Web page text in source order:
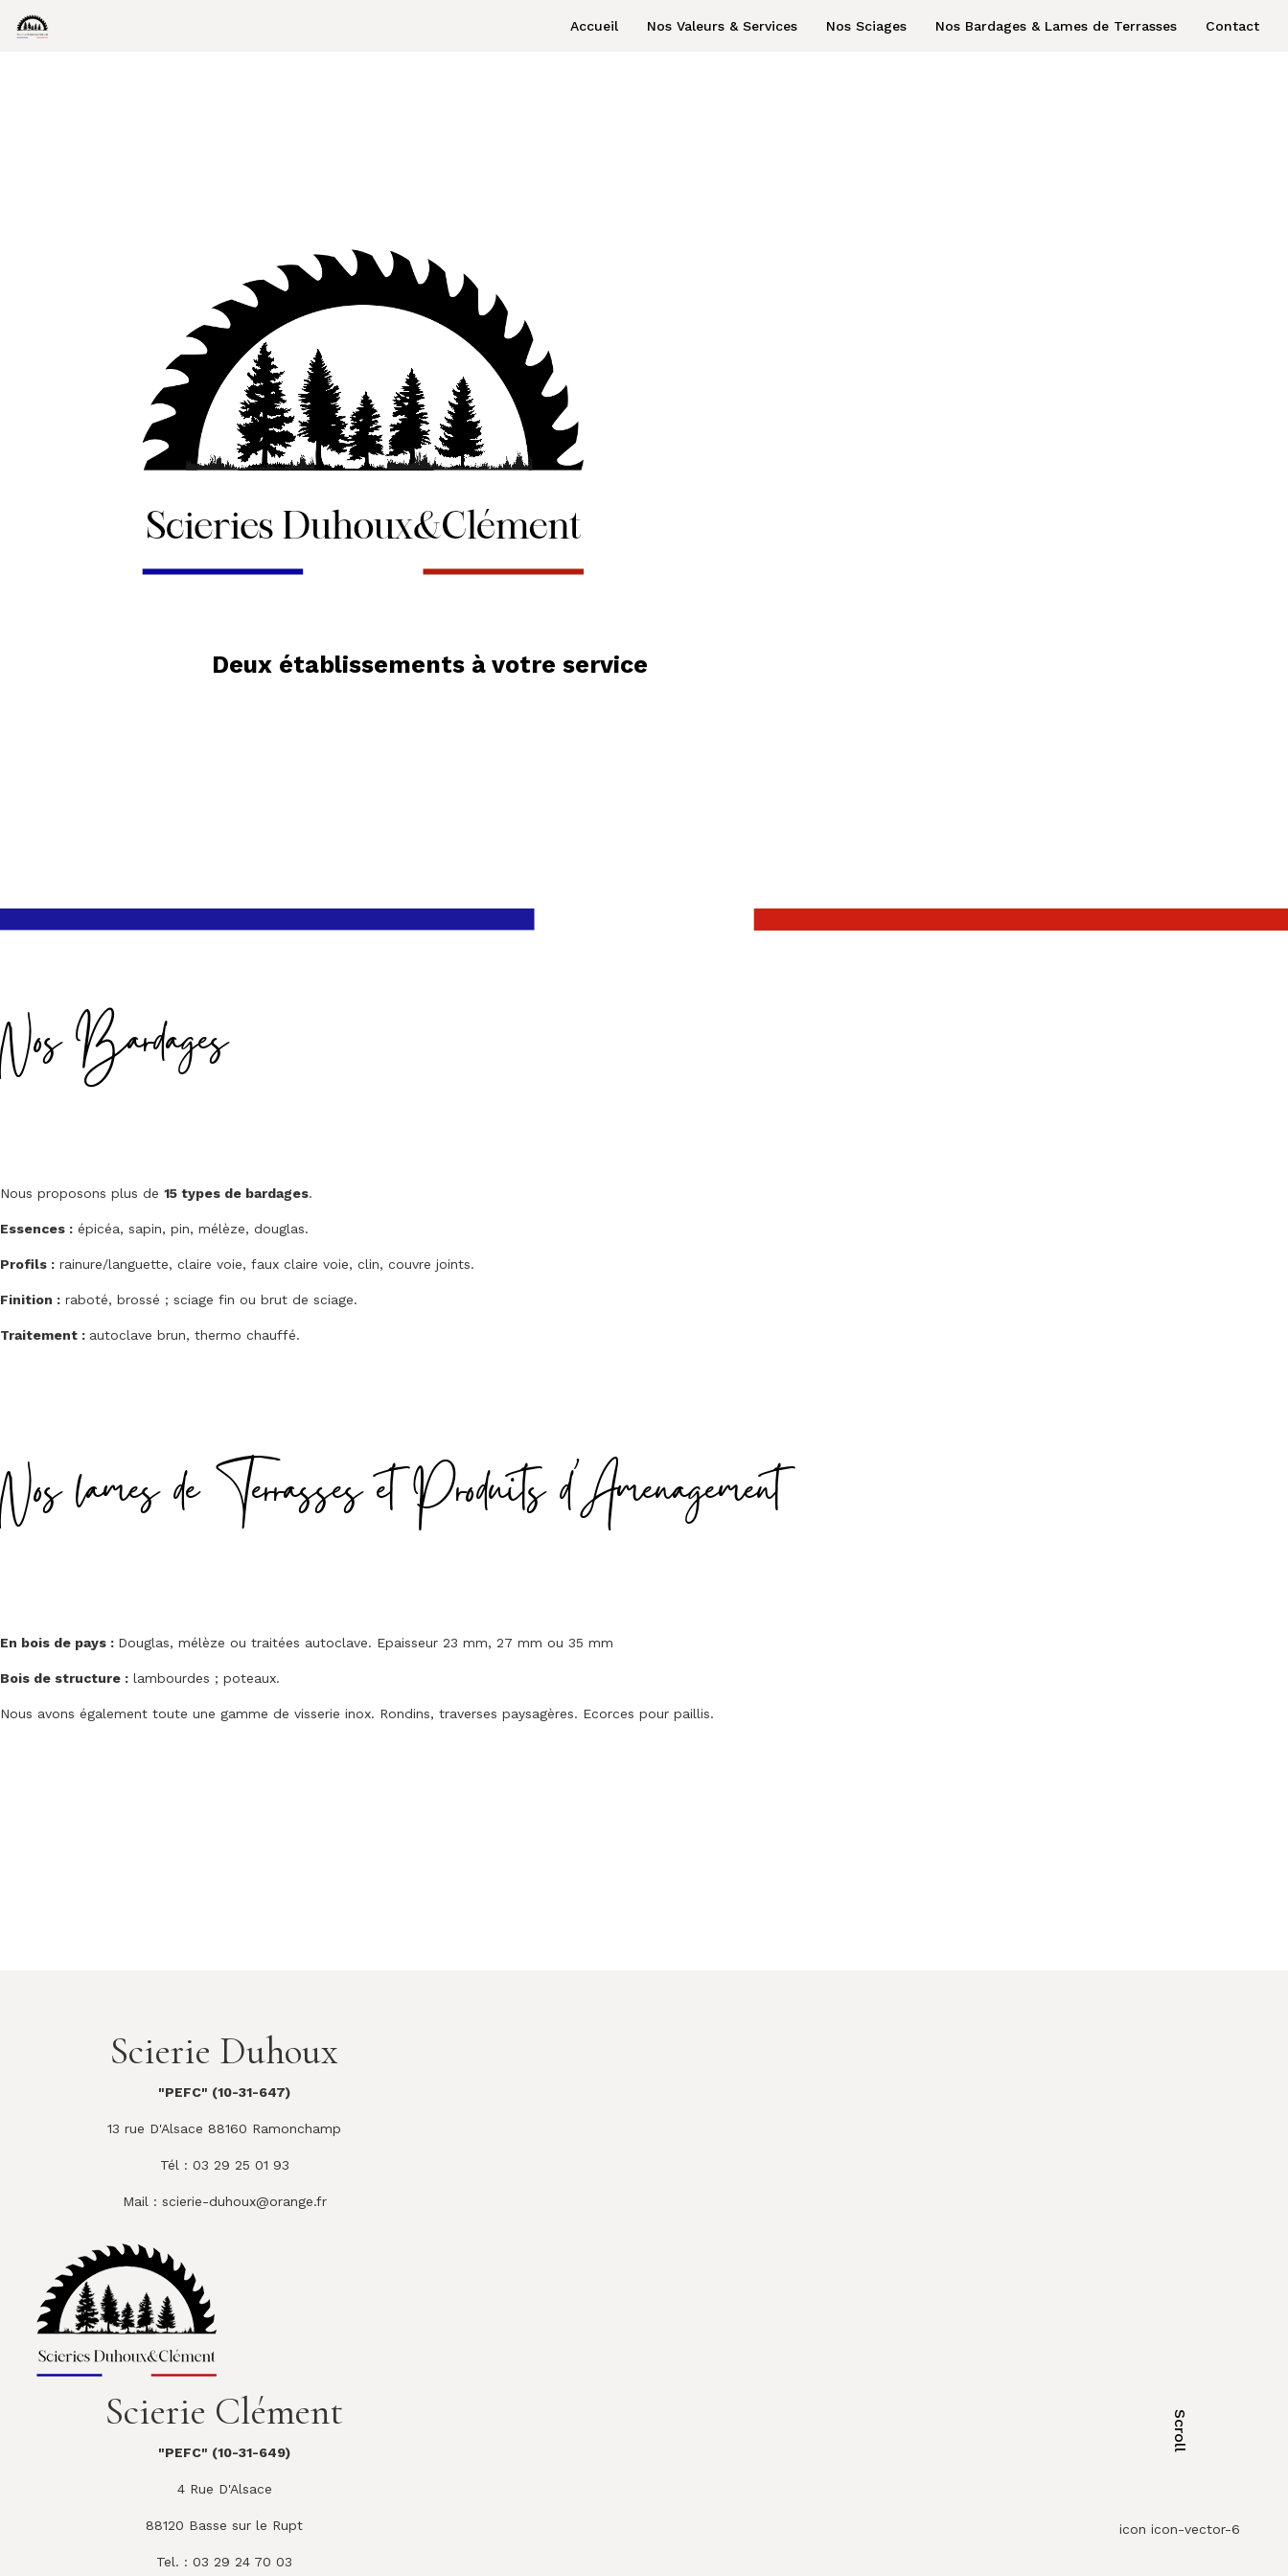
Accueil Nos Valeurs & Services Nos Sciages Nos Bardages & Lames de Terrasses Contact
Deux établissements à votre service
Scroll
icon icon-vector-6
Nos Bardages
Nous proposons plus de 15 types de bardages.
Essences : épicéa, sapin, pin, mélèze, douglas.
Profils : rainure/languette, claire voie, faux claire voie, clin, couvre joints.
Finition : raboté, brossé ; sciage fin ou brut de sciage.
Traitement : autoclave brun, thermo chauffé.
Nos lames de Terrasses et Produits d'Amenagement
En bois de pays : Douglas, mélèze ou traitées autoclave. Epaisseur 23 mm, 27 mm ou 35 mm
Bois de structure : lambourdes ; poteaux.
Nous avons également toute une gamme de visserie inox. Rondins, traverses paysagères. Ecorces pour paillis.
Scierie Duhoux
"PEFC" (10-31-647)
13 rue D'Alsace 88160 Ramonchamp
Tél : 03 29 25 01 93
Mail : scierie-duhoux@orange.fr
Scierie Clément
"PEFC" (10-31-649)
4 Rue D'Alsace
88120 Basse sur le Rupt
Tel. : 03 29 24 70 03